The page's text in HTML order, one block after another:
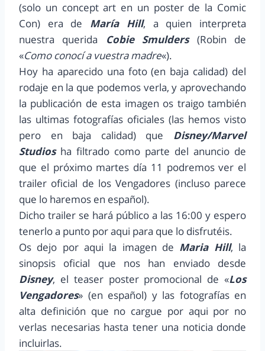
(solo un concept art en un poster de la Comic
Con) era de María Hill, a quien interpreta
nuestra querida Cobie Smulders(Robin de
«Como conocí a vuestra madre«).
Hoy ha aparecido una foto (en baja calidad) del
rodaje en la que podemos verla, y aprovechando
la publicación de esta imagen os traigo también
las ultimas fotografías oficiales (las hemos visto
pero en baja calidad) que Disney/Marvel
Studiosha filtrado como parte del anuncio de
que el próximo martes día 11 podremos ver el
trailer oficial de los Vengadores (incluso parece
que lo haremos en español).
Dicho trailer se hará público a las 16:00 y espero
tenerlo a punto por aqui para que lo disfrutéis.
Os dejo por aqui la imagen de Maria Hill, la
sinopsis oficial que nos han enviado desde
Disney, el teaser poster promocional de «Los
Vengadores» (en español) y las fotografías en
alta definición que no cargue por aqui por no
verlas necesarias hasta tener una noticia donde
incluirlas.